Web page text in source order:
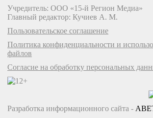
Учредитель: ООО «15-й Регион Медиа»
Главный редактор: Кучиев А. М.
Пользовательское соглашение
Политика конфиденциальности и
файлов
Согласие на обработку персональных
Разработка информационного сайта -